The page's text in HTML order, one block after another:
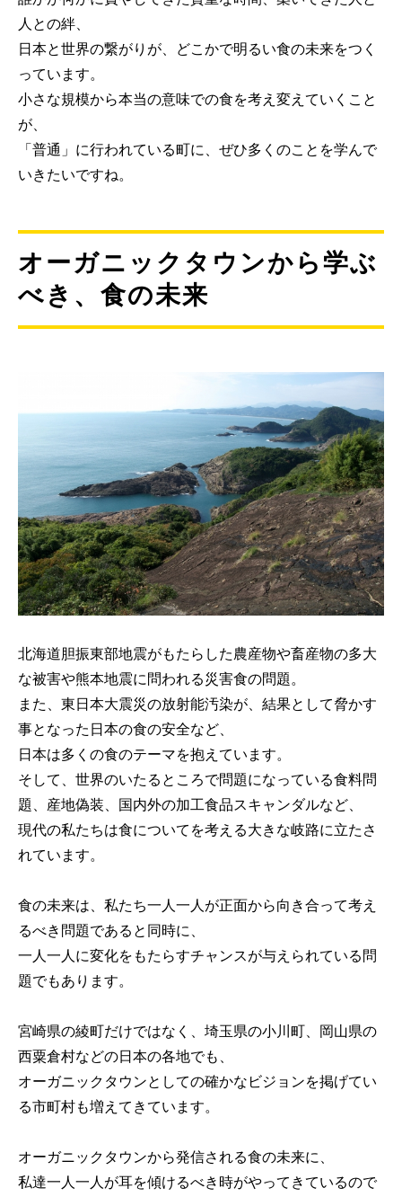
人との絆、
日本と世界の繋がりが、どこかで明るい食の未来をつく
っています。
小さな規模から本当の意味での食を考え変えていくこと
が、
「普通」に行われている町に、ぜひ多くのことを学んで
いきたいですね。
オーガニックタウンから学ぶ
べき、食の未来
北海道胆振東部地震がもたらした農産物や畜産物の多大
な被害や熊本地震に問われる災害食の問題。
また、東日本大震災の放射能汚染が、結果として脅かす
事となった日本の食の安全など、
日本は多くの食のテーマを抱えています。
そして、世界のいたるところで問題になっている食料問
題、産地偽装、国内外の加工食品スキャンダルなど、
現代の私たちは食についてを考える大きな岐路に立たさ
れています。
食の未来は、私たち一人一人が正面から向き合って考え
るべき問題であると同時に、
一人一人に変化をもたらすチャンスが与えられている問
題でもあります。
宮崎県の綾町だけではなく、埼玉県の小川町、岡山県の
西粟倉村などの日本の各地でも、
オーガニックタウンとしての確かなビジョンを掲げてい
る市町村も増えてきています。
オーガニックタウンから発信される食の未来に、
私達一人一人が耳を傾けるべき時がやってきているので